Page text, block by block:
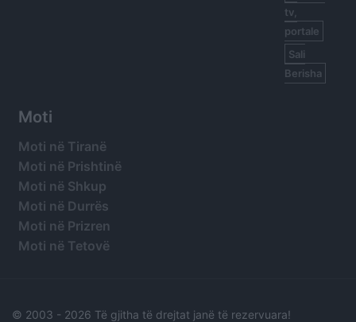
tv,
portale
Sali
Berisha
Moti
Moti në Tiranë
Moti në Prishtinë
Moti në Shkup
Moti në Durrës
Moti në Prizren
Moti në Tetovë
© 2003 - 2026 Të gjitha të drejtat janë të rezervuara!